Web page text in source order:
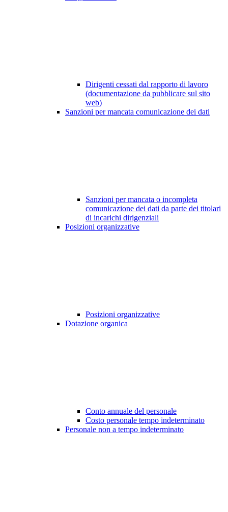
Dirigenti cessati dal rapporto di lavoro
(documentazione da pubblicare sul sito
web)
Sanzioni per mancata comunicazione dei dati
Sanzioni per mancata o incompleta
comunicazione dei dati da parte dei titolari
di incarichi dirigenziali
Posizioni organizzative
Posizioni organizzative
Dotazione organica
Conto annuale del personale
Costo personale tempo indeterminato
Personale non a tempo indeterminato